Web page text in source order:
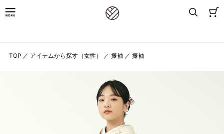
TOP ／ アイテムから探す（女性） ／ 振袖 ／ 振袖